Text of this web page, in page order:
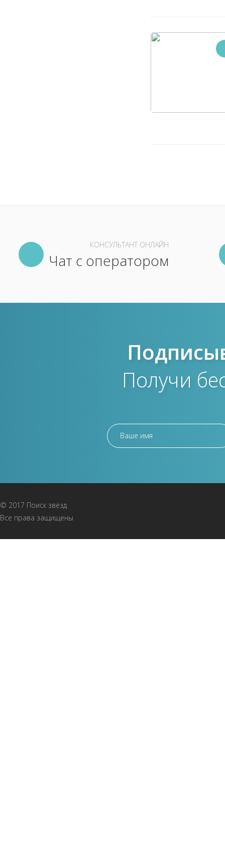
КОНСУЛЬТАНТ ОНЛАЙН
Чат с оператором
Получи
© 2017 Поиск звёзд
Все права защищены